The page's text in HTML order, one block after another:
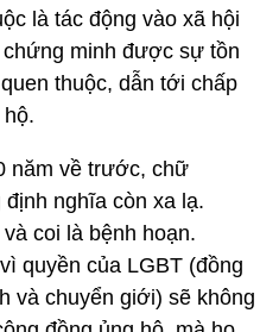
là tác động vào xã hội
minh được sự tồn
thuộc, dẫn tới chấp
năm về trước, chữ
nghĩa còn xa lạ.
coi là bệnh hoạn.
quyền của LGBT (đồng
và chuyển giới) sẽ không